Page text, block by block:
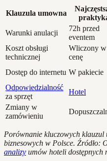
Klauzula umowna
Warunki anulacji
72h przed
eventem
Koszt obsługi
technicznej
Wliczony w
cenę
Dostęp do internetu W pakiecie
Odpowiedzialność
za sprzęt
Hotel
Zmiany w
zamówieniu
Porównanie kluczowych
biznesowych w Polsce. Źródło:
analizy umów hoteli dostępnych